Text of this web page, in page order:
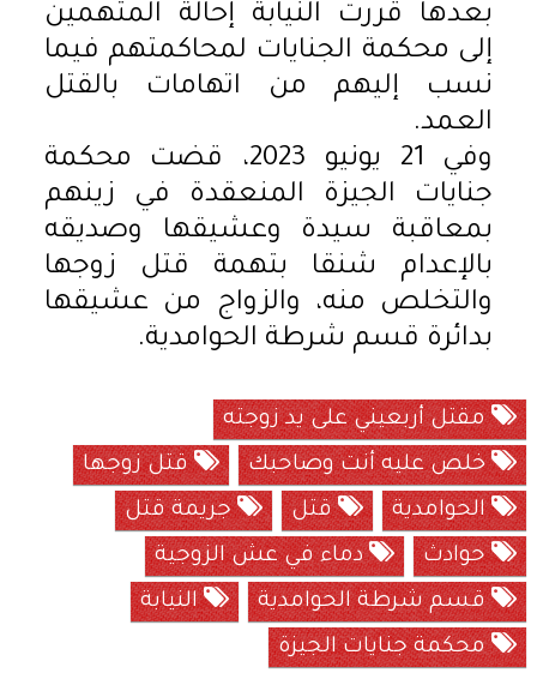
بعدها قررت النيابة إحالة المتهمين
إلى محكمة الجنايات لمحاكمتهم فيما
نسب إليهم من اتهامات بالقتل
العمد.
وفي 21 يونيو 2023، قضت محكمة
جنايات الجيزة المنعقدة في زينهم
بمعاقبة سيدة وعشيقها وصديقه
بالإعدام شنقا بتهمة قتل زوجها
والتخلص منه، والزواج من عشيقها
بدائرة قسم شرطة الحوامدية.
مقتل أربعيني على يد زوجته
خلص عليه أنت وصاحبك
قتل زوجها
الحوامدية
قتل
جريمة قتل
حوادث
دماء في عش الزوجية
قسم شرطة الحوامدية
النيابة
محكمة جنايات الجيزة